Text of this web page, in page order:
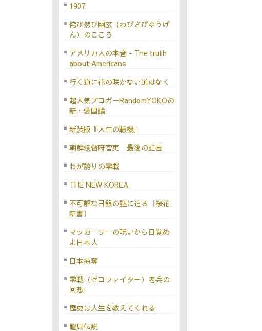
1907
侘び然び幽玄（わびさびゆうげ
ん）のこころ
アメリカ人の本音 - The truth
about Americans
行く道に花の咲かない道はなく
超人気ブロガーRandomYOKOの
新・愛国論
新装版『人生の転機』
朝鮮總督府官吏 最後の証言
わが誇りの零戦
THE NEW KOREA
不可解な日銀の謎に迫る（桜花
新書）
マッカーサーの呪いから目覚め
よ日本人
日本掠奪
零戦（ゼロファイター）老兵の
回想
歴史は人生を教えてくれる
龍馬伝説